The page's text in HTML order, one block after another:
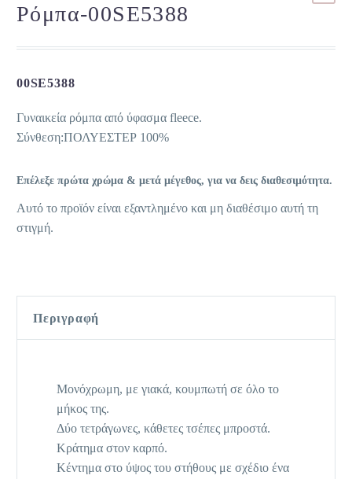
Ρόμπα-00SE5388
00SE5388
Γυναικεία ρόμπα από ύφασμα fleece.
Σύνθεση:ΠΟΛΥΕΣΤΕΡ 100%
Επέλεξε πρώτα χρώμα & μετά μέγεθος, για να δεις διαθεσιμότητα.
Αυτό το προϊόν είναι εξαντλημένο και μη διαθέσιμο αυτή τη
στιγμή.
Περιγραφή
Μονόχρωμη, με γιακά, κουμπωτή σε όλο το
μήκος της.
Δύο τετράγωνες, κάθετες τσέπες μπροστά.
Κράτημα στον καρπό.
Κέντημα στο ύψος του στήθους με σχέδιο ένα